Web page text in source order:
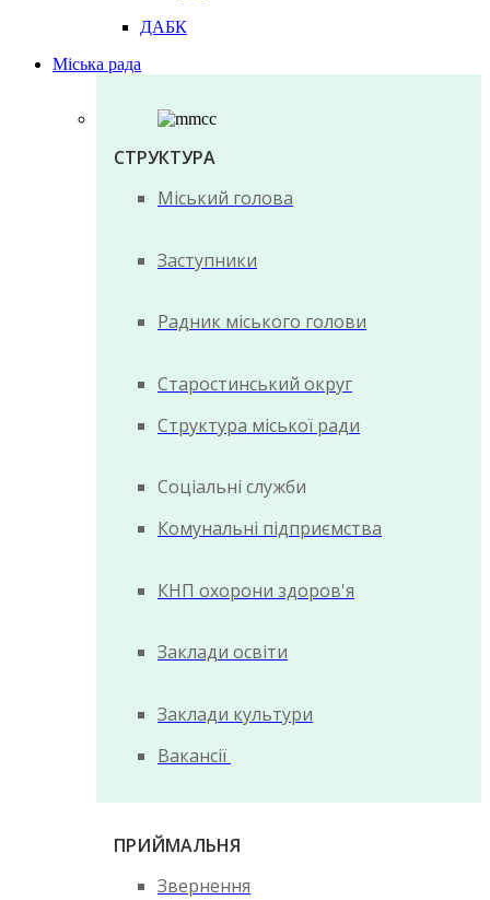
ДАБК
Міська рада
СТРУКТУРА
Міський голова
Заступники
Радник міського голови
Старостинський округ
Структура міської ради
Соціальні служби
Комунальні підприємства
КНП охорони здоров'я
Заклади освіти
Заклади культури
Вакансії
ПРИЙМАЛЬНЯ
Звернення